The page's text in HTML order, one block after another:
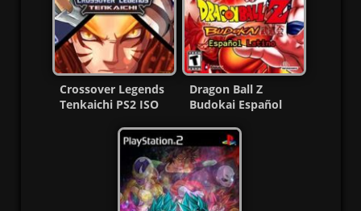
Crossover Legends
Tenkaichi PS2 ISO
Dragon Ball Z
Budokai Español
(Ntsc) MF